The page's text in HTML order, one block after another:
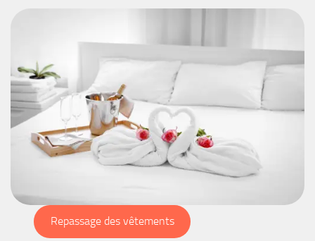
Repassage des vêtements